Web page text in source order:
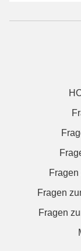
Fragen
Fragen